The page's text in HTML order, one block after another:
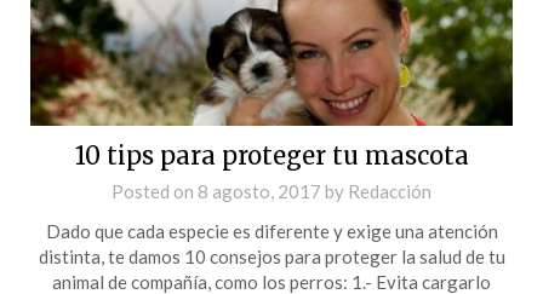
10 tips para proteger tu mascota
Posted on 8 agosto, 2017 by Redacción
Dado que cada especie es diferente y exige una atención
distinta, te damos 10 consejos para proteger la salud de tu
animal de compañía, como los perros: 1.- Evita cargarlo